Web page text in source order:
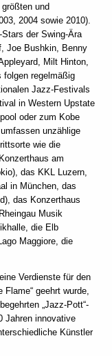
und
2004 sowie 2010).
der Swing-Ära
Joe Bushkin, Benny
Milt Hinton,
folgen regelmäßig
Jazz-Festivals
in Western Upstate
oder zum Kobe
unzählige
wie die
am
das KKL Luzern,
in München, das
das Konzerthaus
Musik
die Elb
Maggiore, die
Verdienste für den
geehrt wurde,
„Jazz-Pott“-
Jahren innovative
Künstler